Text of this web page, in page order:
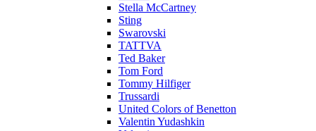
Stella McCartney
Sting
Swarovski
TATTVA
Ted Baker
Tom Ford
Tommy Hilfiger
Trussardi
United Colors of Benetton
Valentin Yudashkin